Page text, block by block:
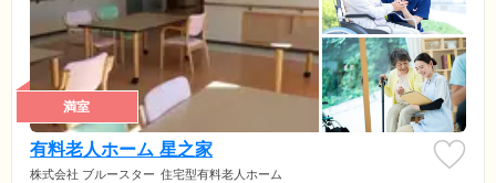
満室
有料老人ホーム 星之家
株式会社 ブルースター 住宅型有料老人ホーム